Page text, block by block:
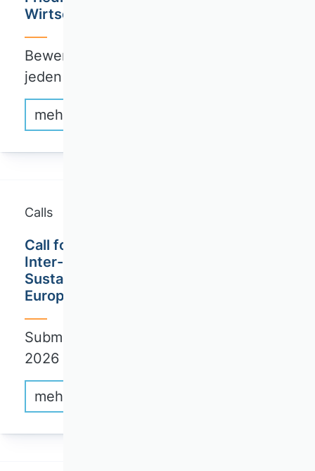
Wirtschaft und Gesellschaft
Bewerbungsfrist: 1. Dezember eines
jeden Jahres
mehr erfahren
Calls
Call for Special Issue: Governance of
Inter-organizational Networks for
Sustainability in the Digital Era /
European Management Review (EMR)
Submission deadline: September 30,
2026
mehr erfahren